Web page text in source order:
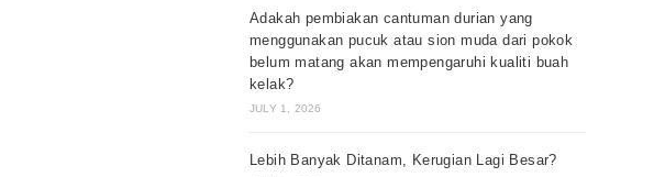
Adakah pembiakan cantuman durian yang
menggunakan pucuk atau sion muda dari pokok
belum matang akan mempengaruhi kualiti buah
kelak?
JULY 1, 2026
Lebih Banyak Ditanam, Kerugian Lagi Besar?